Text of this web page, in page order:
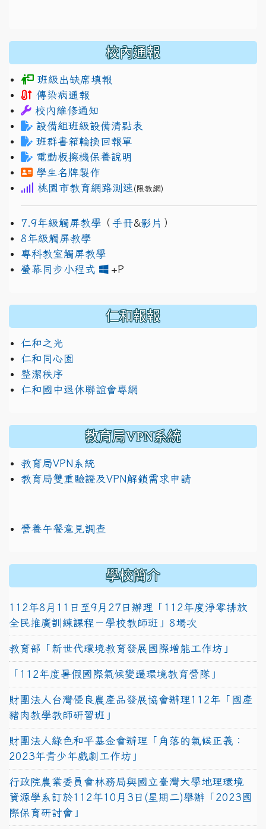
校內通報
班級出缺席填報
傳染病通報
校內維修通知
設備組班級設備清點表
班群書箱輪換回報單
電動板擦機保養說明
學生名牌製作
桃園市教育網路測速 (限教網)
7.9年級觸屏教學 （ 手冊&影片 ）
8年級觸屏教學
專科教室觸屏教學
螢幕同步小程式
+P
仁和報報
仁和之光
仁和同心園
整潔秩序
仁和國中退休聯誼會專網
教育局VPN系統
教育局VPN系統
教育局雙重驗證及VPN解鎖需求申請
營養午餐意見調查
學校簡介
112年8月11日至9月27日辦理「112年度淨零排放
全民推廣訓練課程－學校教師班」8場次
教育部「新世代環境教育發展國際增能工作坊」
「112年度暑假國際氣候變遷環境教育營隊」
財團法人台灣優良農產品發展協會辦理112年「國產
豬肉教學教師研習班」
財團法人綠色和平基金會辦理「角落的氣候正義：
2023年青少年戲劇工作坊」
行政院農業委員會林務局與國立臺灣大學地理環境
資源學系訂於112年10月3日(星期二)舉辦「2023國
際保育研討會」